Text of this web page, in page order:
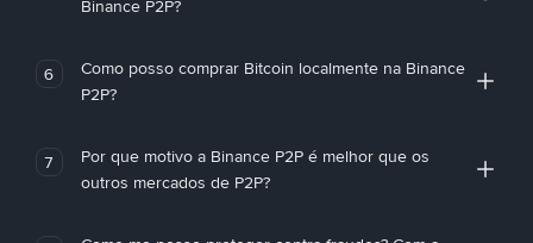
Binance P2P?
6
Como posso comprar Bitcoin localmente na Binance
P2P?
7
Por que motivo a Binance P2P é melhor que os
outros mercados de P2P?